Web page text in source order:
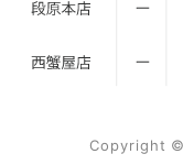
Copyright